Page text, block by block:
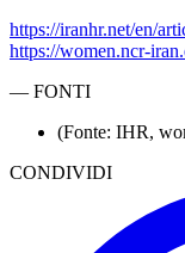
https://iranhr.net/en/
https://women.ncr-
— FONTI
(Fonte: IHR,
CONDIVIDI